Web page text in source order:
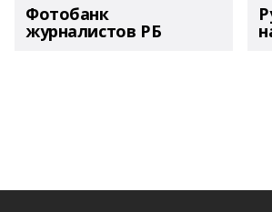
Фотобанк
журналистов РБ